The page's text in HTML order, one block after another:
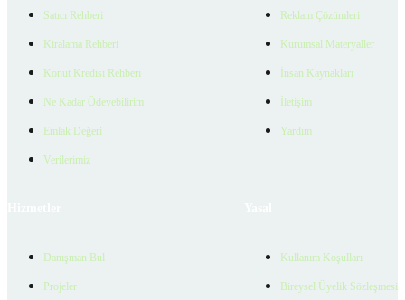
Satıcı Rehberi
Kiralama Rehberi
Konut Kredisi Rehberi
Ne Kadar Ödeyebilirim
Emlak Değeri
Verilerimiz
Reklam Çözümleri
Kurumsal Materyaller
İnsan Kaynakları
İletişim
Yardım
Danışman Bul
Projeler
Kullanım Koşulları
Bireysel Üyelik Sözleşmesi